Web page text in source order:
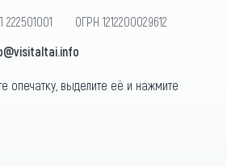
ОГРН 1212200029612
опечатку, выделите её и нажмите